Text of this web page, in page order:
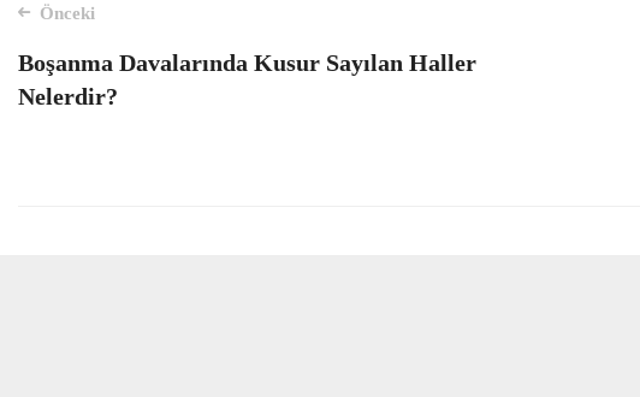
Mesaj
navigasyon
Önceki
Boşanma Davalarında Kusur Sayılan Haller
Nelerdir?